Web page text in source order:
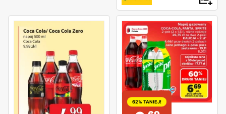
62% TANIEJ!